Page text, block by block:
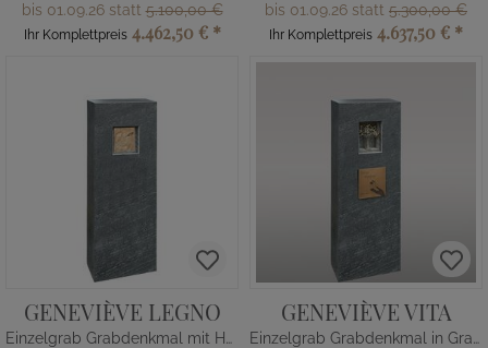
bis 01.09.26 statt5.100,00 €
Ihr Komplettpreis 4.462,50 € *
bis 01.09.26 statt 5.300,00 €
Ihr Komplettpreis 4.637,50 € *
GENEVIÈVE LEGNO
Einzelgrab Grabdenkmal mit Holz
GENEVIÈVE VITA
Einzelgrab Grabdenkmal in Granit